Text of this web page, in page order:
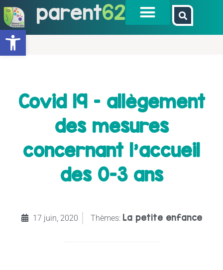
Ouvrir la barre d’outils
parent62
Covid 19 – allègement
des mesures
concernant l'accueil
des 0-3 ans
17 juin, 2020 Thèmes: La petite enfance